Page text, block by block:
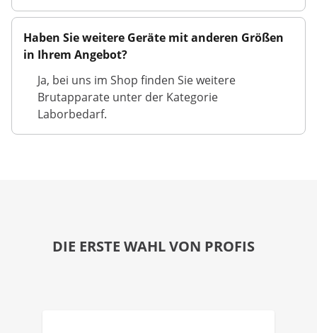
Haben Sie weitere Geräte mit anderen Größen
in Ihrem Angebot?
Ja, bei uns im Shop finden Sie weitere
Brutapparate unter der Kategorie
Laborbedarf.
DIE ERSTE WAHL VON PROFIS